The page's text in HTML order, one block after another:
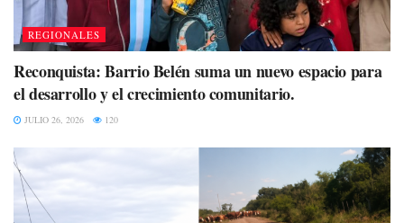
REGIONALES
Reconquista: Barrio Belén suma un nuevo espacio para
el desarrollo y el crecimiento comunitario.
JULIO 26, 2026 120